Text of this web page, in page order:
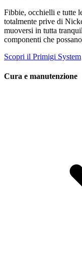
Fibbie, occhielli e tutte
totalmente prive di
muoversi in tutta
componenti che
Scopri il Primigi System
Cura e manutenzione